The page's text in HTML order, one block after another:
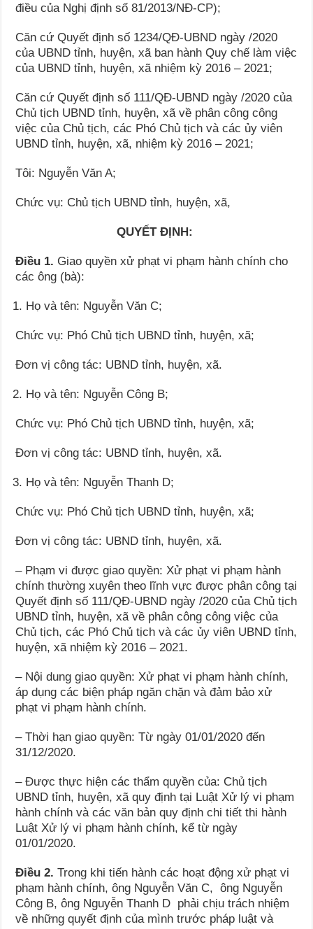
điều của Nghị định số 81/2013/NĐ-CP);
Căn cứ Quyết định số 1234/QĐ-UBND ngày /2020
của UBND tỉnh, huyện, xã ban hành Quy chế làm việc
của UBND tỉnh, huyện, xã nhiệm kỳ 2016 – 2021;
Căn cứ Quyết định số 111/QĐ-UBND ngày /2020 của
Chủ tịch UBND tỉnh, huyện, xã về phân công công
việc của Chủ tịch, các Phó Chủ tịch và các ủy viên
UBND tỉnh, huyện, xã, nhiệm kỳ 2016 – 2021;
Tôi: Nguyễn Văn A;
Chức vụ: Chủ tịch UBND tỉnh, huyện, xã,
QUYẾT ĐỊNH:
Điều 1. Giao quyền xử phạt vi phạm hành chính cho
các ông (bà):
Họ và tên: Nguyễn Văn C;
Chức vụ: Phó Chủ tịch UBND tỉnh, huyện, xã;
Đơn vị công tác: UBND tỉnh, huyện, xã.
Họ và tên: Nguyễn Công B;
Chức vụ: Phó Chủ tịch UBND tỉnh, huyện, xã;
Đơn vị công tác: UBND tỉnh, huyện, xã.
Họ và tên: Nguyễn Thanh D;
Chức vụ: Phó Chủ tịch UBND tỉnh, huyện, xã;
Đơn vị công tác: UBND tỉnh, huyện, xã.
– Phạm vi được giao quyền: Xử phạt vi phạm hành
chính thường xuyên theo lĩnh vực được phân công tại
Quyết định số 111/QĐ-UBND ngày /2020 của Chủ tịch
UBND tỉnh, huyện, xã về phân công công việc của
Chủ tịch, các Phó Chủ tịch và các ủy viên UBND tỉnh,
huyện, xã nhiệm kỳ 2016 – 2021.
– Nội dung giao quyền: Xử phạt vi phạm hành chính,
áp dụng các biện pháp ngăn chặn và đảm bảo xử
phạt vi phạm hành chính.
– Thời hạn giao quyền: Từ ngày 01/01/2020 đến
31/12/2020.
– Được thực hiện các thẩm quyền của: Chủ tịch
UBND tỉnh, huyện, xã quy định tại Luật Xử lý vi phạm
hành chính và các văn bản quy định chi tiết thi hành
Luật Xử lý vi phạm hành chính, kể từ ngày
01/01/2020.
Điều 2. Trong khi tiến hành các hoạt động xử phạt vi
phạm hành chính, ông Nguyễn Văn C, ông Nguyễn
Công B, ông Nguyễn Thanh D phải chịu trách nhiệm
về những quyết định của mình trước pháp luật và